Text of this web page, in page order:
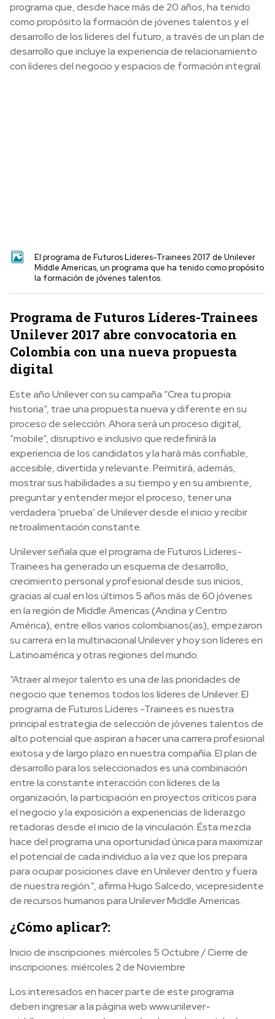
programa que, desde hace más de 20 años, ha tenido
como propósito la formación de jóvenes talentos y el
desarrollo de los líderes del futuro, a través de un plan de
desarrollo que incluye la experiencia de relacionamiento
con líderes del negocio y espacios de formación integral.
El programa de Futuros Líderes-Trainees 2017 de Unilever
Middle Americas, un programa que ha tenido como propósito
la formación de jóvenes talentos.
Programa de Futuros Líderes-Trainees
Unilever 2017 abre convocatoria en
Colombia con una nueva propuesta
digital
Este año Unilever con su campaña “Crea tu propia
historia”, trae una propuesta nueva y diferente en su
proceso de selección. Ahora será un proceso digital,
“mobile”, disruptivo e inclusivo que redefinirá la
experiencia de los candidatos y la hará más confiable,
accesible, divertida y relevante. Permitirá, además,
mostrar sus habilidades a su tiempo y en su ambiente,
preguntar y entender mejor el proceso, tener una
verdadera ‘prueba’ de Unilever desde el inicio y recibir
retroalimentación constante.
Unilever señala que el programa de Futuros Líderes-
Trainees ha generado un esquema de desarrollo,
crecimiento personal y profesional desde sus inicios,
gracias al cual en los últimos 5 años más de 60 jóvenes
en la región de Middle Americas (Andina y Centro
América), entre ellos varios colombianos(as), empezaron
su carrera en la multinacional Unilever y hoy son líderes en
Latinoamérica y otras regiones del mundo.
“Atraer al mejor talento es una de las prioridades de
negocio que tenemos todos los líderes de Unilever. El
programa de Futuros Líderes -Trainees es nuestra
principal estrategia de selección de jóvenes talentos de
alto potencial que aspiran a hacer una carrera profesional
exitosa y de largo plazo en nuestra compañía. El plan de
desarrollo para los seleccionados es una combinación
entre la constante interacción con líderes de la
organización, la participación en proyectos críticos para
el negocio y la exposición a experiencias de liderazgo
retadoras desde el inicio de la vinculación. Ésta mezcla
hace del programa una oportunidad única para maximizar
el potencial de cada individuo a la vez que los prepara
para ocupar posiciones clave en Unilever dentro y fuera
de nuestra región.”, afirma Hugo Salcedo, vicepresidente
de recursos humanos para Unilever Middle Americas.
¿Cómo aplicar?:
Inicio de inscripciones: miércoles 5 Octubre / Cierre de
inscripciones: miércoles 2 de Noviembre
Los interesados en hacer parte de este programa
deben ingresar a la página web www.unilever-